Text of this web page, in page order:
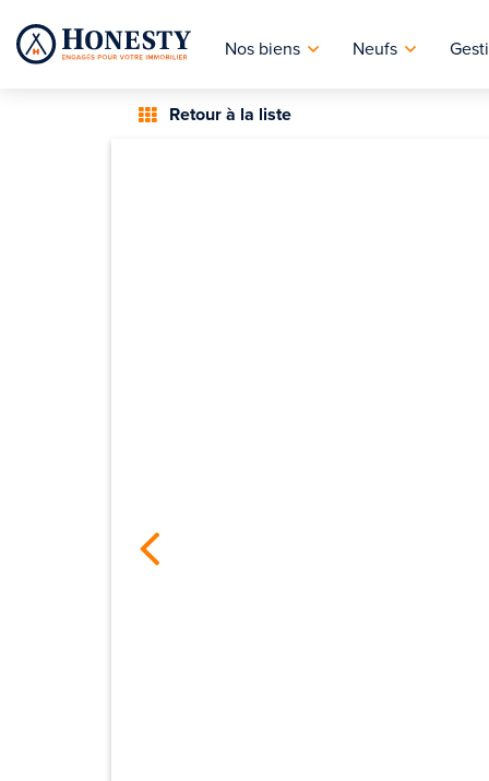
Nos biens Neufs
Retour à la liste